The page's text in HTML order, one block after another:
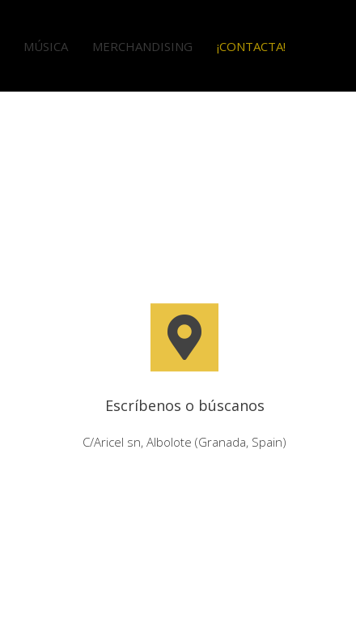
MÚSICA MERCHANDISING ¡CONTACTA!
Escríbenos o búscanos
C/Aricel sn, Albolote (Granada, Spain)